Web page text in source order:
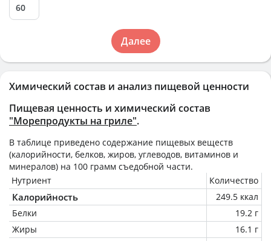
Химический состав и анализ пищевой ценности
Пищевая ценность и химический состав
"Морепродукты на гриле".
В таблице приведено содержание пищевых веществ
(калорийности, белков, жиров, углеводов, витаминов и
минералов) на 100 грамм съедобной части.
Нутриент
Количество
Калорийность
249.5 ккал
Белки
19.2 г
Жиры
16.1 г
Далее